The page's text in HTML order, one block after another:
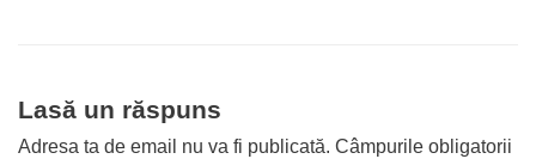
Lasă un răspuns
Adresa ta de email nu va fi publicată. Câmpurile obligatorii